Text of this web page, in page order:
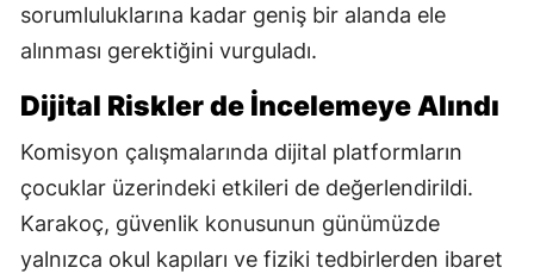
sorumluluklarına kadar geniş bir alanda ele
alınması gerektiğini vurguladı.
Dijital Riskler de İncelemeye Alındı
Komisyon çalışmalarında dijital platformların
çocuklar üzerindeki etkileri de değerlendirildi.
Karakoç, güvenlik konusunun günümüzde
yalnızca okul kapıları ve fiziki tedbirlerden ibaret